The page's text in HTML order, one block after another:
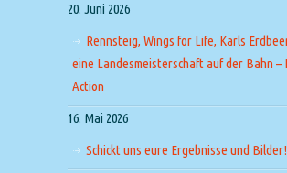
20. Juni 2026
Rennsteig, Wings for Life, Karls
eine Landesmeisterschaft auf der Bahn –
Action
16. Mai 2026
Schickt uns eure Ergebnisse und Bilder!